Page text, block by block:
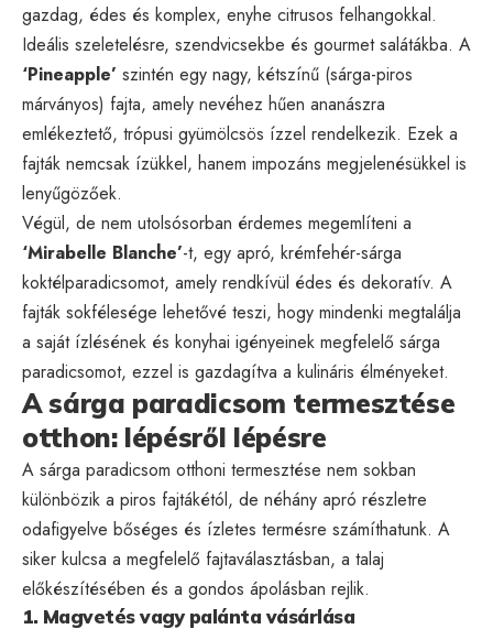
gazdag, édes és komplex, enyhe citrusos felhangokkal.
Ideális szeletelésre, szendvicsekbe és gourmet salátákba. A
‘Pineapple’ szintén egy nagy, kétszínű (sárga-piros
márványos) fajta, amely nevéhez hűen ananászra
emlékeztető, trópusi gyümölcsös ízzel rendelkezik. Ezek a
fajták nemcsak ízükkel, hanem impozáns megjelenésükkel is
lenyűgözőek.
Végül, de nem utolsósorban érdemes megemlíteni a
‘Mirabelle Blanche’-t, egy apró, krémfehér-sárga
koktélparadicsomot, amely rendkívül édes és dekoratív. A
fajták sokfélesége lehetővé teszi, hogy mindenki megtalálja
a saját ízlésének és konyhai igényeinek megfelelő sárga
paradicsomot, ezzel is gazdagítva a kulináris élményeket.
A sárga paradicsom termesztése
otthon: lépésről lépésre
A sárga paradicsom otthoni termesztése nem sokban
különbözik a piros fajtákétól, de néhány apró részletre
odafigyelve bőséges és ízletes termésre számíthatunk. A
siker kulcsa a megfelelő fajtaválasztásban, a talaj
előkészítésében és a gondos ápolásban rejlik.
1. Magvetés vagy palánta vásárlása